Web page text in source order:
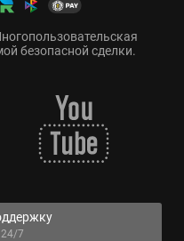
безопасной сделки.
7